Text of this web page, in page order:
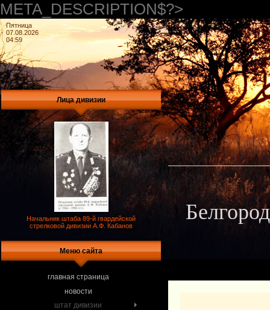
META_DESCRIPTION$?>
Пятница
07.08.2026
04:59
Лица дивизии
Начальник штаба 89-й гвардейской
стрелковой дивизии А.Ф. Кабанов
Меню сайта
главная страница
новости
штат дивизии